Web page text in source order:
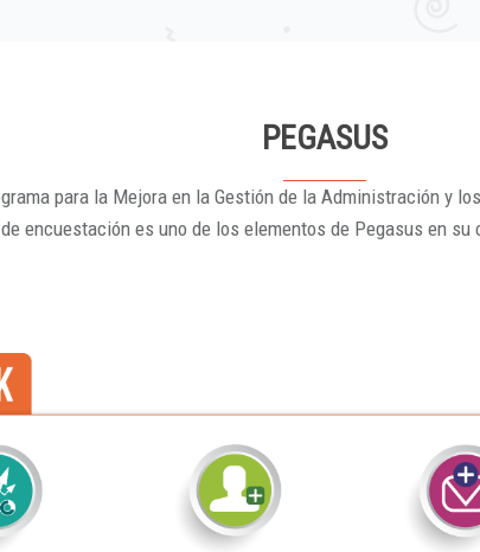
PEGASUS
para la Mejora en la Gestión de la Administración y
encuestación es uno de los elementos de Pegasus en su